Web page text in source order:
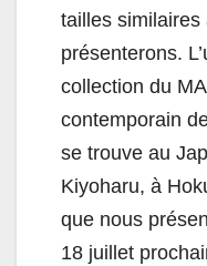
tailles
présenterons.
collection du
contemporain
se trouve au
Kiyoharu, à
que nous
18 juillet